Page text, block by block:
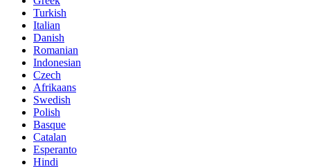
Turkish
Italian
Danish
Romanian
Indonesian
Czech
Afrikaans
Swedish
Polish
Basque
Catalan
Esperanto
Hindi